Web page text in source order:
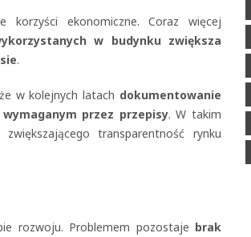
korzyści ekonomiczne. Coraz więcej
w budynku zwiększa
.
w kolejnych latach dokumentowanie
przez przepisy. W takim
transparentność rynku
rozwoju. Problemem pozostaje brak